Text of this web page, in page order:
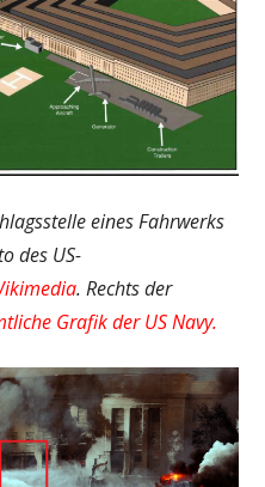
eines Fahrwerks
des US-
. Rechts der
Grafik der US Navy.